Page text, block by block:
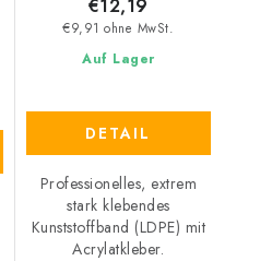
Auf Lager
€9,91 ohne MwSt.
€12,19
DETAIL
Professionelles, extrem
stark klebendes
Kunststoffband (LDPE) mit
Acrylatkleber.